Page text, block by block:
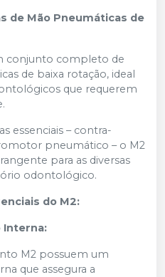
de Mão Pneumáticas de
conjunto completo de
de baixa rotação, ideal
que requerem
essenciais – contra-
pneumático – o M2
para as diversas
odontológico.
do M2:
Interna:
M2 possuem um
que assegura a